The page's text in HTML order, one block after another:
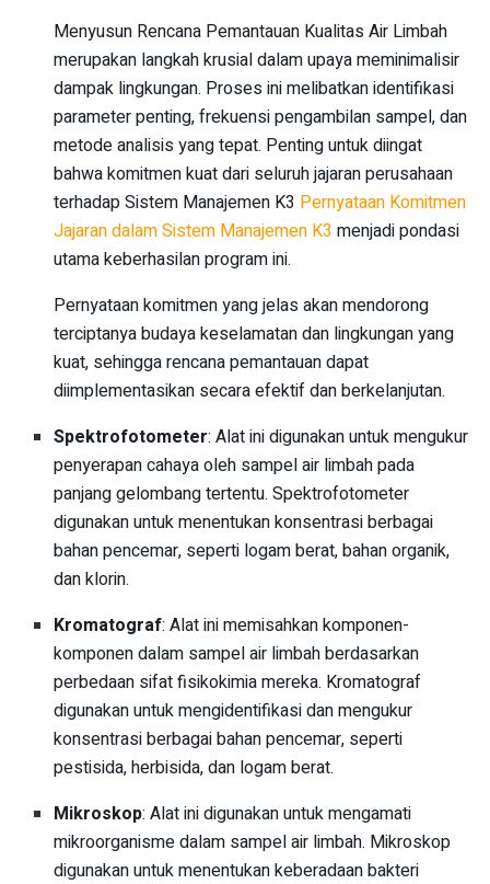
Menyusun Rencana Pemantauan Kualitas Air Limbah
merupakan langkah krusial dalam upaya meminimalisir
dampak lingkungan. Proses ini melibatkan identifikasi
parameter penting, frekuensi pengambilan sampel, dan
metode analisis yang tepat. Penting untuk diingat
bahwa komitmen kuat dari seluruh jajaran perusahaan
terhadap Sistem Manajemen K3 Pernyataan Komitmen
Jajaran dalam Sistem Manajemen K3 menjadi pondasi
utama keberhasilan program ini.
Pernyataan komitmen yang jelas akan mendorong
terciptanya budaya keselamatan dan lingkungan yang
kuat, sehingga rencana pemantauan dapat
diimplementasikan secara efektif dan berkelanjutan.
Spektrofotometer: Alat ini digunakan untuk mengukur
penyerapan cahaya oleh sampel air limbah pada
panjang gelombang tertentu. Spektrofotometer
digunakan untuk menentukan konsentrasi berbagai
bahan pencemar, seperti logam berat, bahan organik,
dan klorin.
Kromatograf: Alat ini memisahkan komponen-
komponen dalam sampel air limbah berdasarkan
perbedaan sifat fisikokimia mereka. Kromatograf
digunakan untuk mengidentifikasi dan mengukur
konsentrasi berbagai bahan pencemar, seperti
pestisida, herbisida, dan logam berat.
Mikroskop: Alat ini digunakan untuk mengamati
mikroorganisme dalam sampel air limbah. Mikroskop
digunakan untuk menentukan keberadaan bakteri